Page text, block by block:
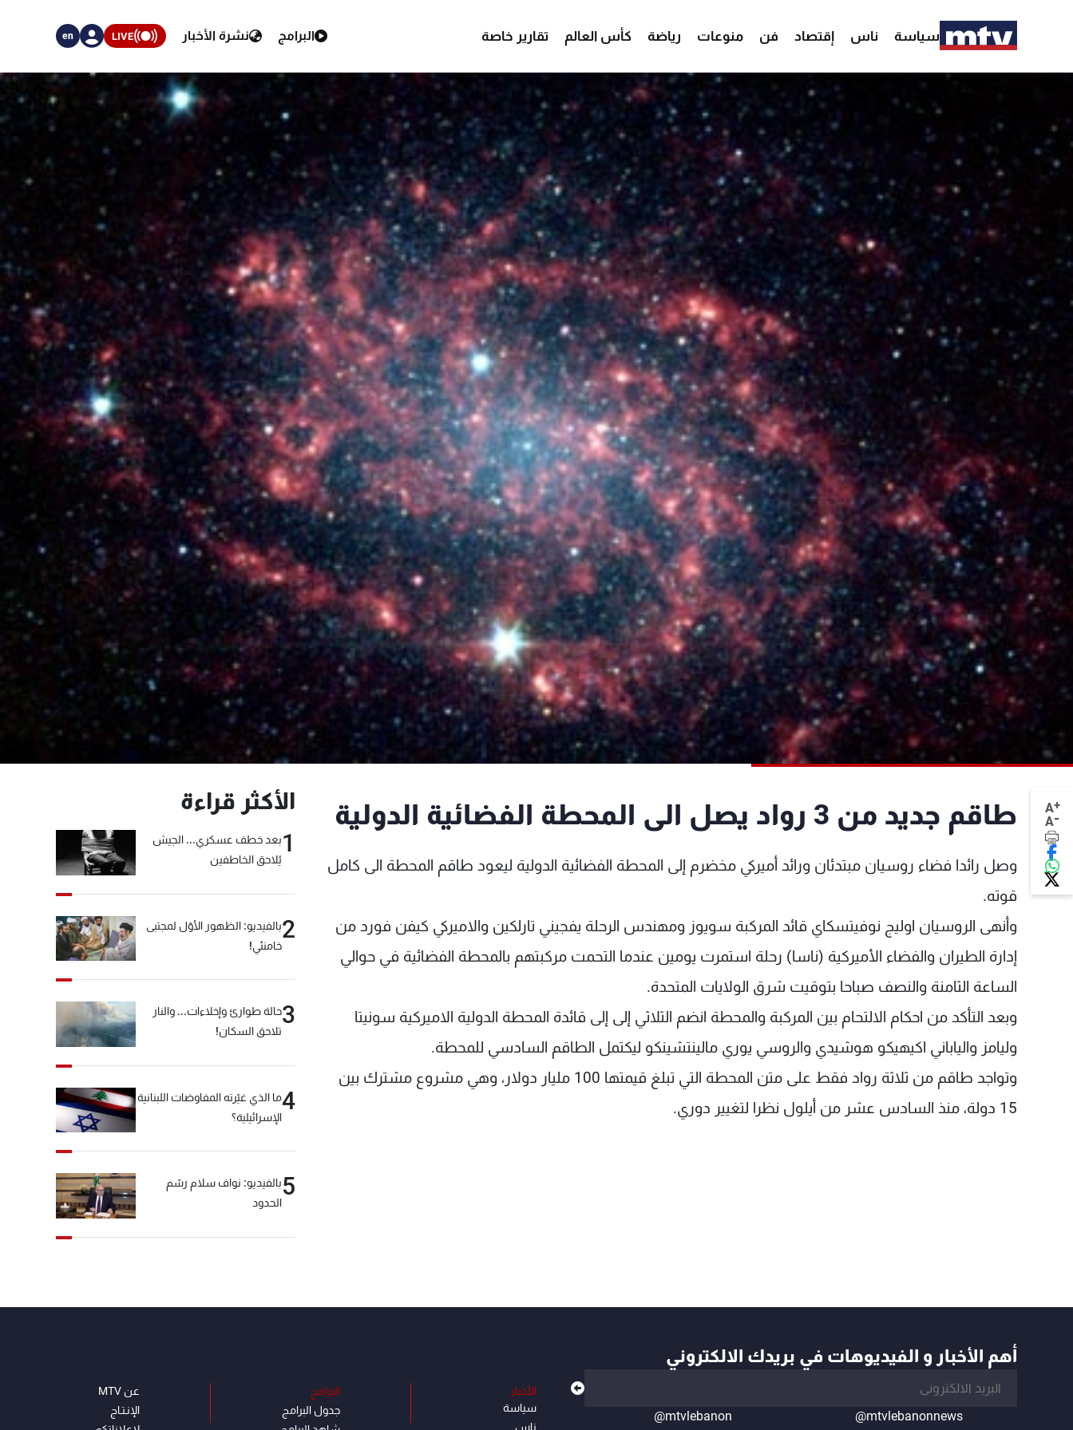
سياسة ناس إقتصاد فن منوعات رياضة كأس العالم تقارير خاصة البرامج نشرة الأخبار LIVE
en
A+
A- طاقم جديد من 3 رواد يصل الى المحطة الفضائية الدولية
وصل رائدا فضاء روسيان مبتدئان ورائد أميركي مخضرم إلى المحطة الفضائية الدولية ليعود طاقم المحطة الى كامل
قوته.
وأنهى الروسيان اوليج نوفيتسكاي قائد المركبة سويوز ومهندس الرحلة يفجيني تارلكين والاميركي كيفن فورد من
إدارة الطيران والفضاء الأميركية (ناسا) رحلة استمرت يومين عندما التحمت مركبتهم بالمحطة الفضائية في حوالي
الساعة الثامنة والنصف صباحا بتوقيت شرق الولايات المتحدة.
وبعد التأكد من احكام الالتحام بين المركبة والمحطة انضم الثلاثي إلى إلى قائدة المحطة الدولية الاميركية سونيتا
وليامز والياباني اكيهيكو هوشيدي والروسي يوري مالينتشينكو ليكتمل الطاقم السادسي للمحطة.
وتواجد طاقم من ثلاثة رواد فقط على متن المحطة التي تبلغ قيمتها 100 مليار دولار، وهي مشروع مشترك بين
15 دولة، منذ السادس عشر من أيلول نظرا لتغيير دوري.
الأكثر قراءة
1بعد خطف عسكري... الجيش
يُلاحق الخاطفين
2بالفيديو: الظهور الأوّل لمجتبى
خامنئي!
3حالة طوارئ وإخلاءات... والنار
تلاحق السكان!
4ما الذي غيّرته المفاوضات اللبنانية
الإسرائيلية؟
5بالفيديو: نواف سلام رسّم
الحدود
أهم الأخبار و الفيديوهات في بريدك الالكتروني
@mtvlebanonnews
@mtvlebanon
الأخبار
سياسة
ناس
البرامج
جدول البرامج
عن MTV
الإنـتـاج